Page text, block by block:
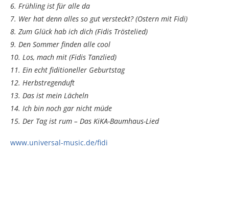
6. Frühling ist für alle da
7. Wer hat denn alles so gut versteckt? (Ostern mit Fidi)
8. Zum Glück hab ich dich (Fidis Tröstelied)
9. Den Sommer finden alle cool
10. Los, mach mit (Fidis Tanzlied)
11. Ein echt fiditioneller Geburtstag
12. Herbstregenduft
13. Das ist mein Lächeln
14. Ich bin noch gar nicht müde
15. Der Tag ist rum – Das KiKA-Baumhaus-Lied
www.universal-music.de/fidi